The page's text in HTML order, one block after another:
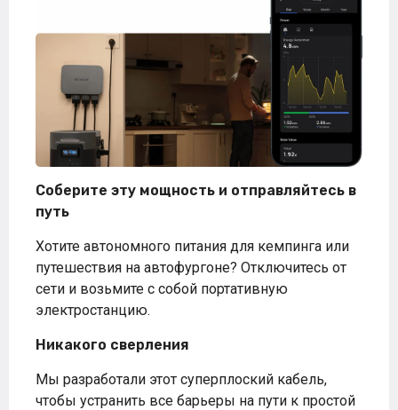
Соберите эту мощность и отправляйтесь в
путь
Хотите автономного питания для кемпинга или
путешествия на автофургоне? Отключитесь от
сети и возьмите с собой портативную
электростанцию.
Никакого сверления
Мы разработали этот суперплоский кабель,
чтобы устранить все барьеры на пути к простой